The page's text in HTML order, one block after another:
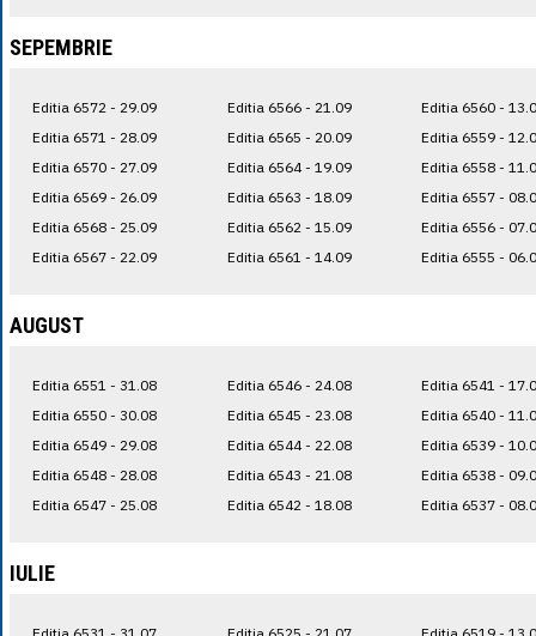
SEPEMBRIE
Editia 6572 - 29.09
Editia 6571 - 28.09
Editia 6570 - 27.09
Editia 6569 - 26.09
Editia 6568 - 25.09
Editia 6567 - 22.09
Editia 6566 - 21.09
Editia 6565 - 20.09
Editia 6564 - 19.09
Editia 6563 - 18.09
Editia 6562 - 15.09
Editia 6561 - 14.09
Editia 6560 -
Editia 6559 -
Editia 6558 -
Editia 6557 -
Editia 6556 -
Editia 6555 -
AUGUST
Editia 6551 - 31.08
Editia 6550 - 30.08
Editia 6549 - 29.08
Editia 6548 - 28.08
Editia 6547 - 25.08
Editia 6546 - 24.08
Editia 6545 - 23.08
Editia 6544 - 22.08
Editia 6543 - 21.08
Editia 6542 - 18.08
Editia 6541 -
Editia 6540 -
Editia 6539 -
Editia 6538 -
Editia 6537 -
IULIE
Editia 6531 - 31.07 Editia 6525 - 21.07 Editia 6519 -